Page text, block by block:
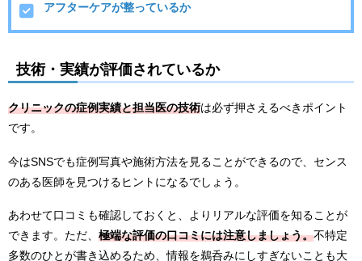
アフターケアが整っているか
技術・実績が評価されているか
クリニックの症例実績と担当医の技術は必ず押さえるべきポイント
です。
今はSNSでも症例写真や施術方法を見ることができるので、センス
のある医師を見つけるヒントになるでしょう。
あわせて口コミも確認しておくと、よりリアルな評価を知ることが
できます。ただ、 極端な評価の口コミには注意しましょう。不特定
多数のひとが書き込めるため、情報を鵜呑みにしすぎないことも大